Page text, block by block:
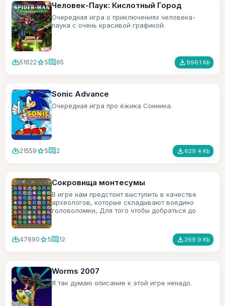
Человек-Паук: Кислотный Город
Очередная игра о приключениях человека-
паука с очень красивой графикой.
cloud_download51622 star5comment65 file_download 996.1 Kb
Sonic Advance
Очередная игра про ёжика Сонника.
cloud_download21559 star5comment2 file_download 629.4 Kb
Сокровища монтесумы
В игре нам предстоит выступить в качестве
археологов, которые складывают воедино
головоломки, Для того чтобы добраться до
cloud_download47690 star5comment12 file_download 269.9 Kb
Worms 2007
Я так думаю описание к этой игре ненадо.